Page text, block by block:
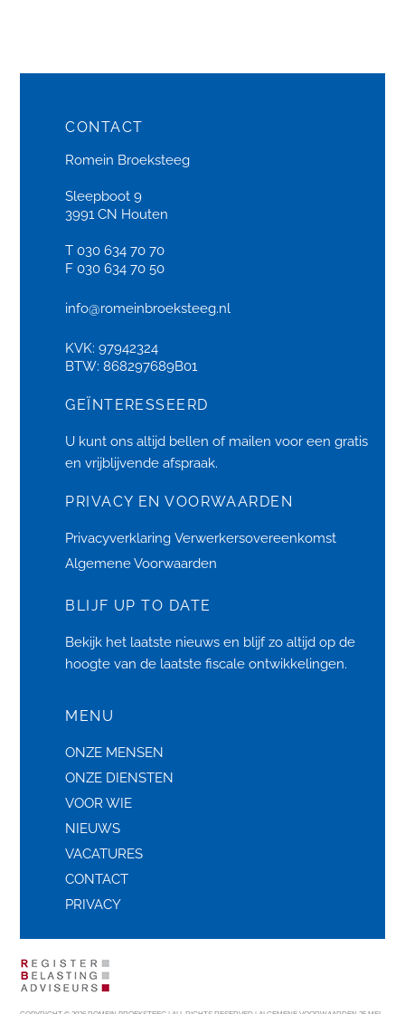
CONTACT
Romein Broeksteeg
Sleepboot 9
3991 CN Houten
T 030 634 70 70
F 030 634 70 50
info@romeinbroeksteeg.nl
KVK: 97942324
BTW: 868297689B01
GEÏNTERESSEERD
U kunt ons altijd bellen of mailen voor een gratis
en vrijblijvende afspraak.
PRIVACY EN VOORWAARDEN
Privacyverklaring Verwerkersovereenkomst
Algemene Voorwaarden
BLIJF UP TO DATE
Bekijk het laatste nieuws en blijf zo altijd op de
hoogte van de laatste fiscale ontwikkelingen.
MENU
ONZE MENSEN
ONZE DIENSTEN
VOOR WIE
NIEUWS
VACATURES
CONTACT
PRIVACY